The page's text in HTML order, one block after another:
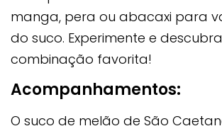
manga, pera ou abacaxi para
do suco. Experimente e
combinação favorita!
Acompanhamentos:
O suco de melão de São